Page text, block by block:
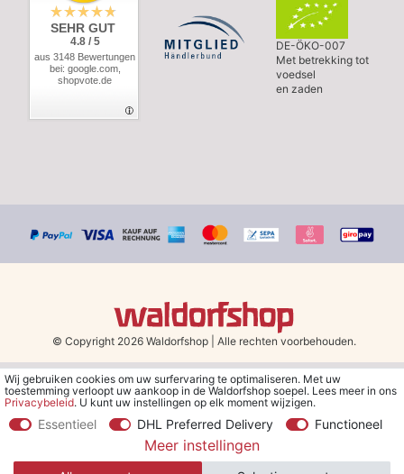
SEHR GUT
4.8 / 5
aus 3148 Bewertungen
bei: google.com,
shopvote.de
DE-ÖKO-007
Met betrekking tot
voedsel
en zaden
© Copyright 2026 Waldorfshop Alle rechten voorbehouden.
*Gratis verzending in Nederland en België vanaf 79 euro bij het
kiezen van de verzendmethode "DHL - Besparing op
**Je ontvangt de kortingsbon van € 5 per e-mail nadat je je hebt
aangemeld voor de nieuwsbrief. De kortingsbon is 30 dagen geldig
Wij gebruiken cookies om uw surfervaring te optimaliseren. Met uw
toestemming verloopt uw aankoop in de Waldorfshop soepel. Lees meer in ons
Privacybeleid. U kunt uw instellingen op elk moment wijzigen.
Essentieel DHL Preferred Delivery Functioneel
Meer instellingen